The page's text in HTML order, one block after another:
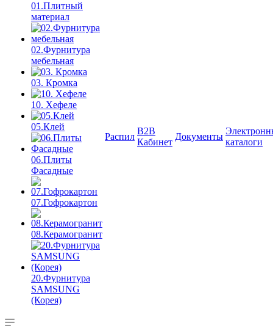
01.Плитный
материал
02.Фурнитура
мебельная
03. Кромка
10. Хефеле
05.Клей
06.Плиты
Фасадные
07.Гофрокартон
08.Керамогранит
20.Фурнитура
SAMSUNG
(Корея)
Распил
B2B
Кабинет
Документы
каталоги